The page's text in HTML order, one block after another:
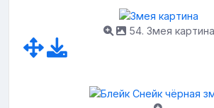
54. Змея картина